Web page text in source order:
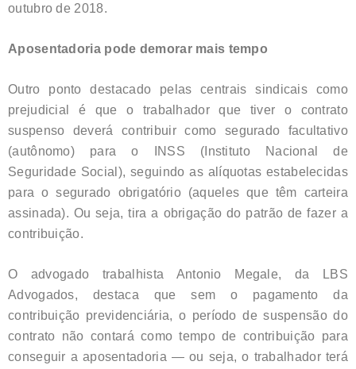
outubro de 2018.
Aposentadoria pode demorar mais tempo
Outro ponto destacado pelas centrais sindicais como
prejudicial é que o trabalhador que tiver o contrato
suspenso deverá contribuir como segurado facultativo
(autônomo) para o INSS (Instituto Nacional de
Seguridade Social), seguindo as alíquotas estabelecidas
para o segurado obrigatório (aqueles que têm carteira
assinada). Ou seja, tira a obrigação do patrão de fazer a
contribuição.
O advogado trabalhista Antonio Megale, da LBS
Advogados, destaca que sem o pagamento da
contribuição previdenciária, o período de suspensão do
contrato não contará como tempo de contribuição para
conseguir a aposentadoria — ou seja, o trabalhador terá